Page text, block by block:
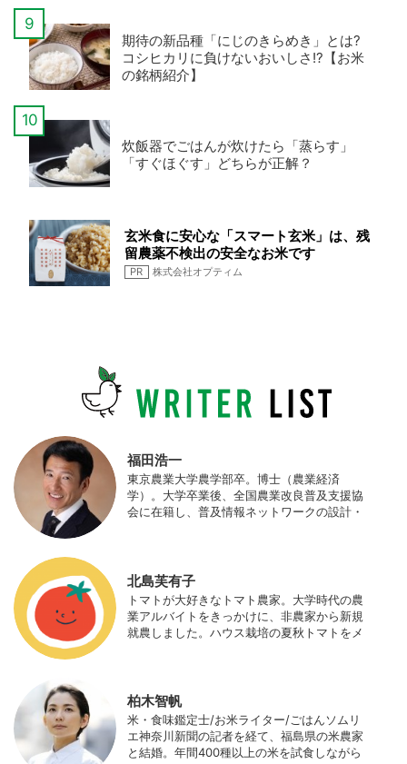
期待の新品種「にじのきらめき」とは?
コシヒカリに負けないおいしさ!?【お米
の銘柄紹介】
炊飯器でごはんが炊けたら「蒸らす」
「すぐほぐす」どちらが正解？
玄米食に安心な「スマート玄米」は、残
留農薬不検出の安全なお米です
PR 株式会社オプティム
福田浩一
東京農業大学農学部卒。博士（農業経済
学）。大学卒業後、全国農業改良普及支援協
会に在籍し、普及情報ネットワークの設計・
の実証試験や農産物輸出などに関わった。主
にスマート農業の実証試験やコンサルなどに
携わっている。 HP：http://www.ijas.co.jp/
北島芙有子
トマトが大好きなトマト農家。大学時代の農
業アルバイトをきっかけに、非農家から新規
就農しました。ハウス栽培の夏秋トマトをメ
柏木智帆
米・食味鑑定士/お米ライター/ごはんソムリ
エ神奈川新聞の記者を経て、福島県の米農家
と結婚。年間400種以上の米を試食しながら